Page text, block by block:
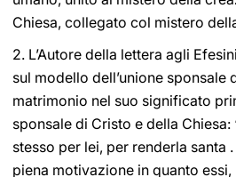
Chiesa, collegato col mistero
2. L’Autore della lettera agli
sul modello dell’unione
matrimonio nel suo significato
sponsale di Cristo e della
stesso per lei, per renderla santa .
piena motivazione in quanto